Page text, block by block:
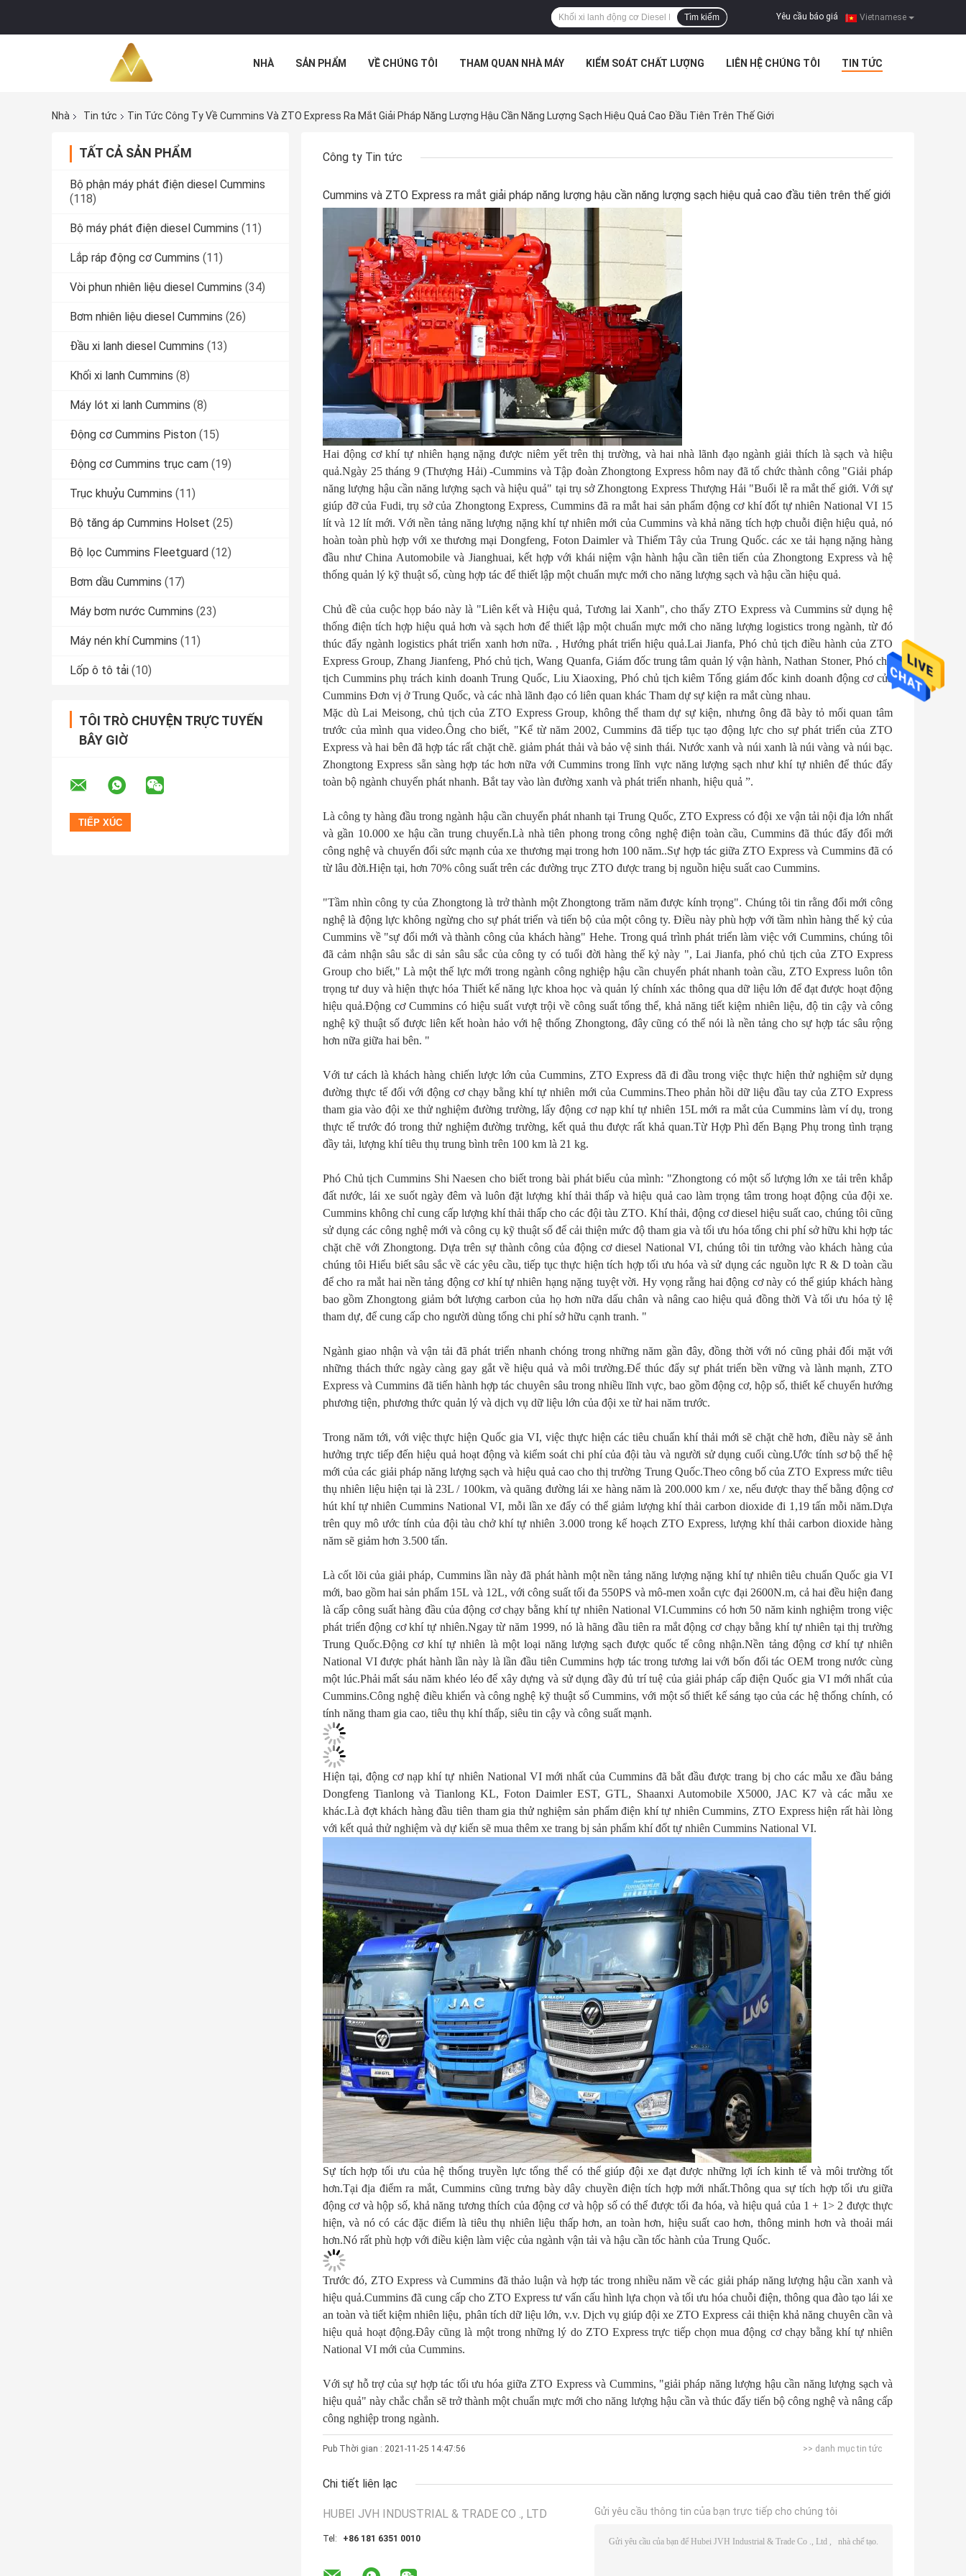
Vietnamese
Yêu cầu báo giá |
Tìm kiếm
NHÀ SẢN PHẨM VỀ CHÚNG TÔI THAM QUAN NHÀ MÁY KIỂM SOÁT CHẤT LƯỢNG LIÊN HỆ CHÚNG TÔI TIN TỨC
Nhà
Tin tức Tin Tức Công Ty Về Cummins Và ZTO Express Ra Mắt Giải Pháp Năng Lượng Hậu Cần Năng Lượng Sạch Hiệu Quả Cao Đầu Tiên Trên Thế Giới
TẤT CẢ SẢN PHẨM
Bộ phận máy phát điện diesel Cummins
(118)
Bộ máy phát điện diesel Cummins (11)
Lắp ráp động cơ Cummins (11)
Vòi phun nhiên liệu diesel Cummins (34)
Bơm nhiên liệu diesel Cummins (26)
Đầu xi lanh diesel Cummins (13)
Khối xi lanh Cummins (8)
Máy lót xi lanh Cummins (8)
Động cơ Cummins Piston (15)
Động cơ Cummins trục cam (19)
Trục khuỷu Cummins (11)
Bộ tăng áp Cummins Holset (25)
Bộ lọc Cummins Fleetguard (12)
Bơm dầu Cummins (17)
Máy bơm nước Cummins (23)
Máy nén khí Cummins (11)
Lốp ô tô tải (10)
TÔI TRÒ CHUYỆN TRỰC TUYẾN
BÂY GIỜ
Công ty Tin tức
Cummins và ZTO Express ra mắt giải pháp năng lượng hậu cần năng lượng sạch hiệu quả cao đầu tiên trên thế giới
Hai động cơ khí tự nhiên hạng nặng được niêm yết trên thị trường, và hai nhà lãnh đạo ngành giải thích là sạch và hiệu
quả.Ngày 25 tháng 9 (Thượng Hải) -Cummins và Tập đoàn Zhongtong Express hôm nay đã tổ chức thành công "Giải pháp
năng lượng hậu cần năng lượng sạch và hiệu quả" tại trụ sở Zhongtong Express Thượng Hải "Buổi lễ ra mắt thế giới. Với sự
giúp đỡ của Fudi, trụ sở của Zhongtong Express, Cummins đã ra mắt hai sản phẩm động cơ khí đốt tự nhiên National VI 15
lít và 12 lít mới. Với nền tảng năng lượng nặng khí tự nhiên mới của Cummins và khả năng tích hợp chuỗi điện hiệu quả, nó
hoàn toàn phù hợp với xe thương mại Dongfeng, Foton Daimler và Thiểm Tây của Trung Quốc. các xe tải hạng nặng hàng
đầu như China Automobile và Jianghuai, kết hợp với khái niệm vận hành hậu cần tiên tiến của Zhongtong Express và hệ
thống quản lý kỹ thuật số, cùng hợp tác để thiết lập một chuẩn mực mới cho năng lượng sạch và hậu cần hiệu quả.
Chủ đề của cuộc họp báo này là "Liên kết và Hiệu quả, Tương lai Xanh", cho thấy ZTO Express và Cummins sử dụng hệ
thống điện tích hợp hiệu quả hơn và sạch hơn để thiết lập một chuẩn mực mới cho năng lượng logistics trong ngành, từ đó
thúc đẩy ngành logistics phát triển xanh hơn nữa. , Hướng phát triển hiệu quả.Lai Jianfa, Phó chủ tịch điều hành của ZTO
Express Group, Zhang Jianfeng, Phó chủ tịch, Wang Quanfa, Giám đốc trung tâm quản lý vận hành, Nathan Stoner, Phó chủ
tịch Cummins phụ trách kinh doanh Trung Quốc, Liu Xiaoxing, Phó chủ tịch kiêm Tổng giám đốc kinh doanh động cơ của
Cummins Đơn vị ở Trung Quốc, và các nhà lãnh đạo có liên quan khác Tham dự sự kiện ra mắt cùng nhau.
Mặc dù Lai Meisong, chủ tịch của ZTO Express Group, không thể tham dự sự kiện, nhưng ông đã bày tỏ mối quan tâm
trước của mình qua video.Ông cho biết, "Kể từ năm 2002, Cummins đã tiếp tục tạo động lực cho sự phát triển của ZTO
Express và hai bên đã hợp tác rất chặt chẽ. giảm phát thải và bảo vệ sinh thái. Nước xanh và núi xanh là núi vàng và núi bạc.
Zhongtong Express sẵn sàng hợp tác hơn nữa với Cummins trong lĩnh vực năng lượng sạch như khí tự nhiên để thúc đẩy
toàn bộ ngành chuyển phát nhanh. Bắt tay vào làn đường xanh và phát triển nhanh, hiệu quả ”.
Là công ty hàng đầu trong ngành hậu cần chuyển phát nhanh tại Trung Quốc, ZTO Express có đội xe vận tải nội địa lớn nhất
và gần 10.000 xe hậu cần trung chuyển.Là nhà tiên phong trong công nghệ điện toàn cầu, Cummins đã thúc đẩy đổi mới
công nghệ và chuyển đổi sức mạnh của xe thương mại trong hơn 100 năm..Sự hợp tác giữa ZTO Express và Cummins đã có
từ lâu đời.Hiện tại, hơn 70% công suất trên các đường trục ZTO được trang bị nguồn hiệu suất cao Cummins.
"Tầm nhìn công ty của Zhongtong là trở thành một Zhongtong trăm năm được kính trọng". Chúng tôi tin rằng đổi mới công
nghệ là động lực không ngừng cho sự phát triển và tiến bộ của một công ty. Điều này phù hợp với tầm nhìn hàng thế kỷ của
Cummins về "sự đổi mới và thành công của khách hàng" Hehe. Trong quá trình phát triển làm việc với Cummins, chúng tôi
đã cảm nhận sâu sắc di sản sâu sắc của công ty có tuổi đời hàng thế kỷ này ", Lai Jianfa, phó chủ tịch của ZTO Express
Group cho biết," Là một thế lực mới trong ngành công nghiệp hậu cần chuyển phát nhanh toàn cầu, ZTO Express luôn tôn
trọng tư duy và hiện thực hóa Thiết kế năng lực khoa học và quản lý chính xác thông qua dữ liệu lớn để đạt được hoạt động
hiệu quả.Động cơ Cummins có hiệu suất vượt trội về công suất tổng thể, khả năng tiết kiệm nhiên liệu, độ tin cậy và công
nghệ kỹ thuật số được liên kết hoàn hảo với hệ thống Zhongtong, đây cũng có thể nói là nền tảng cho sự hợp tác sâu rộng
hơn nữa giữa hai bên. "
Với tư cách là khách hàng chiến lược lớn của Cummins, ZTO Express đã đi đầu trong việc thực hiện thử nghiệm sử dụng
đường thực tế đối với động cơ chạy bằng khí tự nhiên mới của Cummins.Theo phản hồi dữ liệu đầu tay của ZTO Express
tham gia vào đội xe thử nghiệm đường trường, lấy động cơ nạp khí tự nhiên 15L mới ra mắt của Cummins làm ví dụ, trong
thực tế trước đó trong thử nghiệm đường trường, kết quả thu được rất khả quan.Từ Hợp Phì đến Bạng Phụ trong tình trạng
đầy tải, lượng khí tiêu thụ trung bình trên 100 km là 21 kg.
Phó Chủ tịch Cummins Shi Naesen cho biết trong bài phát biểu của mình: "Zhongtong có một số lượng lớn xe tải trên khắp
đất nước, lái xe suốt ngày đêm và luôn đặt lượng khí thải thấp và hiệu quả cao làm trọng tâm trong hoạt động của đội xe.
Cummins không chỉ cung cấp lượng khí thải thấp cho các đội tàu ZTO. Khí thải, động cơ diesel hiệu suất cao, chúng tôi cũng
sử dụng các công nghệ mới và công cụ kỹ thuật số để cải thiện mức độ tham gia và tối ưu hóa tổng chi phí sở hữu khi hợp tác
chặt chẽ với Zhongtong. Dựa trên sự thành công của động cơ diesel National VI, chúng tôi tin tưởng vào khách hàng của
chúng tôi Hiểu biết sâu sắc về các yêu cầu, tiếp tục thực hiện tích hợp tối ưu hóa và sử dụng các nguồn lực R & D toàn cầu
để cho ra mắt hai nền tảng động cơ khí tự nhiên hạng nặng tuyệt vời. Hy vọng rằng hai động cơ này có thể giúp khách hàng
bao gồm Zhongtong giảm bớt lượng carbon của họ hơn nữa dấu chân và nâng cao hiệu quả đồng thời Và tối ưu hóa tỷ lệ
tham dự, để cung cấp cho người dùng tổng chi phí sở hữu cạnh tranh. "
Ngành giao nhận và vận tải đã phát triển nhanh chóng trong những năm gần đây, đồng thời với nó cũng phải đối mặt với
những thách thức ngày càng gay gắt về hiệu quả và môi trường.Để thúc đẩy sự phát triển bền vững và lành mạnh, ZTO
Express và Cummins đã tiến hành hợp tác chuyên sâu trong nhiều lĩnh vực, bao gồm động cơ, hộp số, thiết kế chuyển hướng
phương tiện, phương thức quản lý và dịch vụ dữ liệu lớn của đội xe từ hai năm trước.
Trong năm tới, với việc thực hiện Quốc gia VI, việc thực hiện các tiêu chuẩn khí thải mới sẽ chặt chẽ hơn, điều này sẽ ảnh
hưởng trực tiếp đến hiệu quả hoạt động và kiểm soát chi phí của đội tàu và người sử dụng cuối cùng.Ước tính sơ bộ thế hệ
mới của các giải pháp năng lượng sạch và hiệu quả cao cho thị trường Trung Quốc.Theo công bố của ZTO Express mức tiêu
thụ nhiên liệu hiện tại là 23L / 100km, và quãng đường lái xe hàng năm là 200.000 km / xe, nếu được thay thế bằng động cơ
hút khí tự nhiên Cummins National VI, mỗi lần xe đẩy có thể giảm lượng khí thải carbon dioxide đi 1,19 tấn mỗi năm.Dựa
trên quy mô ước tính của đội tàu chở khí tự nhiên 3.000 trong kế hoạch ZTO Express, lượng khí thải carbon dioxide hàng
năm sẽ giảm hơn 3.500 tấn.
Là cốt lõi của giải pháp, Cummins lần này đã phát hành một nền tảng năng lượng nặng khí tự nhiên tiêu chuẩn Quốc gia VI
mới, bao gồm hai sản phẩm 15L và 12L, với công suất tối đa 550PS và mô-men xoắn cực đại 2600N.m, cả hai đều hiện đang
là cấp công suất hàng đầu của động cơ chạy bằng khí tự nhiên National VI.Cummins có hơn 50 năm kinh nghiệm trong việc
phát triển động cơ khí tự nhiên.Ngay từ năm 1999, nó là hãng đầu tiên ra mắt động cơ chạy bằng khí tự nhiên tại thị trường
Trung Quốc.Động cơ khí tự nhiên là một loại năng lượng sạch được quốc tế công nhận.Nền tảng động cơ khí tự nhiên
National VI được phát hành lần này là lần đầu tiên Cummins hợp tác trong tương lai với bốn đối tác OEM trong nước cùng
một lúc.Phải mất sáu năm khéo léo để xây dựng và sử dụng đầy đủ trí tuệ của giải pháp cấp điện Quốc gia VI mới nhất của
Cummins.Công nghệ điều khiển và công nghệ kỹ thuật số Cummins, với một số thiết kế sáng tạo của các hệ thống chính, có
tính năng tham gia cao, tiêu thụ khí thấp, siêu tin cậy và công suất mạnh.
Hiện tại, động cơ nạp khí tự nhiên National VI mới nhất của Cummins đã bắt đầu được trang bị cho các mẫu xe đầu bảng
Dongfeng Tianlong và Tianlong KL, Foton Daimler EST, GTL, Shaanxi Automobile X5000, JAC K7 và các mẫu xe
khác.Là đợt khách hàng đầu tiên tham gia thử nghiệm sản phẩm điện khí tự nhiên Cummins, ZTO Express hiện rất hài lòng
với kết quả thử nghiệm và dự kiến ​​sẽ mua thêm xe trang bị sản phẩm khí đốt tự nhiên Cummins National VI.
Sự tích hợp tối ưu của hệ thống truyền lực tổng thể có thể giúp đội xe đạt được những lợi ích kinh tế và môi trường tốt
hơn.Tại địa điểm ra mắt, Cummins cũng trưng bày dây chuyền điện tích hợp mới nhất.Thông qua sự tích hợp tối ưu giữa
động cơ và hộp số, khả năng tương thích của động cơ và hộp số có thể được tối đa hóa, và hiệu quả của 1 + 1> 2 được thực
hiện, và nó có các đặc điểm là tiêu thụ nhiên liệu thấp hơn, an toàn hơn, hiệu suất cao hơn, thông minh hơn và thoải mái
hơn.Nó rất phù hợp với điều kiện làm việc của ngành vận tải và hậu cần tốc hành của Trung Quốc.
Trước đó, ZTO Express và Cummins đã thảo luận và hợp tác trong nhiều năm về các giải pháp năng lượng hậu cần xanh và
hiệu quả.Cummins đã cung cấp cho ZTO Express tư vấn cấu hình lựa chọn và tối ưu hóa chuỗi điện, thông qua đào tạo lái xe
an toàn và tiết kiệm nhiên liệu, phân tích dữ liệu lớn, v.v. Dịch vụ giúp đội xe ZTO Express cải thiện khả năng chuyên cần và
hiệu quả hoạt động.Đây cũng là một trong những lý do ZTO Express trực tiếp chọn mua động cơ chạy bằng khí tự nhiên
National VI mới của Cummins.
Với sự hỗ trợ của sự hợp tác tối ưu hóa giữa ZTO Express và Cummins, "giải pháp năng lượng hậu cần năng lượng sạch và
hiệu quả" này chắc chắn sẽ trở thành một chuẩn mực mới cho năng lượng hậu cần và thúc đẩy tiến bộ công nghệ và nâng cấp
công nghiệp trong ngành.
Pub Thời gian : 2021-11-25 14:47:56 >> danh mục tin tức
Chi tiết liên lạc
HUBEI JVH INDUSTRIAL & TRADE CO ., LTD
Tel: +86 181 6351 0010
Gửi yêu cầu thông tin của bạn trực tiếp cho chúng tôi